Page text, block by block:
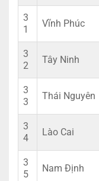
3
1
Vĩnh Phúc
3
2
Tây Ninh
3
3
Thái Nguyên
3
4
Lào Cai
3
5
Nam Định